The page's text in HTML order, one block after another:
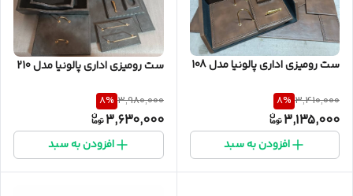
ست رومیزی اداری پالونیا مدل 108
3,410,000
8%
3,135,000
افزودن به سبد
ست رومیزی اداری پالونیا مدل 210
3,980,000
8%
3,630,000
افزودن به سبد